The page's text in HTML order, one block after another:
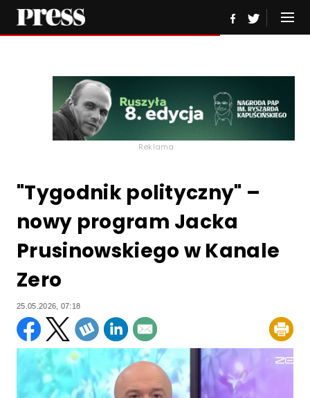
Reklama
"Tygodnik polityczny" –
nowy program Jacka
Prusinowskiego w Kanale
Zero
25.05.2026, 07:18